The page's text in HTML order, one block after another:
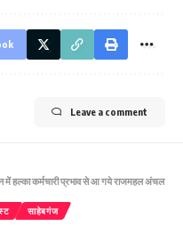
Leave a comment
में हल्का कर्मचारी प्रभाव से आ गये राजमहल अंचल
साहेबगंज